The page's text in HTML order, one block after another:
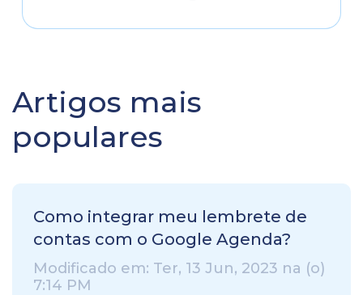
Artigos mais
populares
Como integrar meu lembrete de
contas com o Google Agenda?
Modificado em: Ter, 13 Jun, 2023 na (o)
7:14 PM